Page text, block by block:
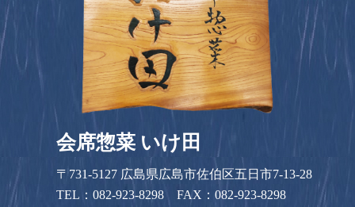
会席惣菜 いけ田
〒731-5127 広島県広島市佐伯区五日市7-13-28
TEL：082-923-8298 FAX：082-923-8298